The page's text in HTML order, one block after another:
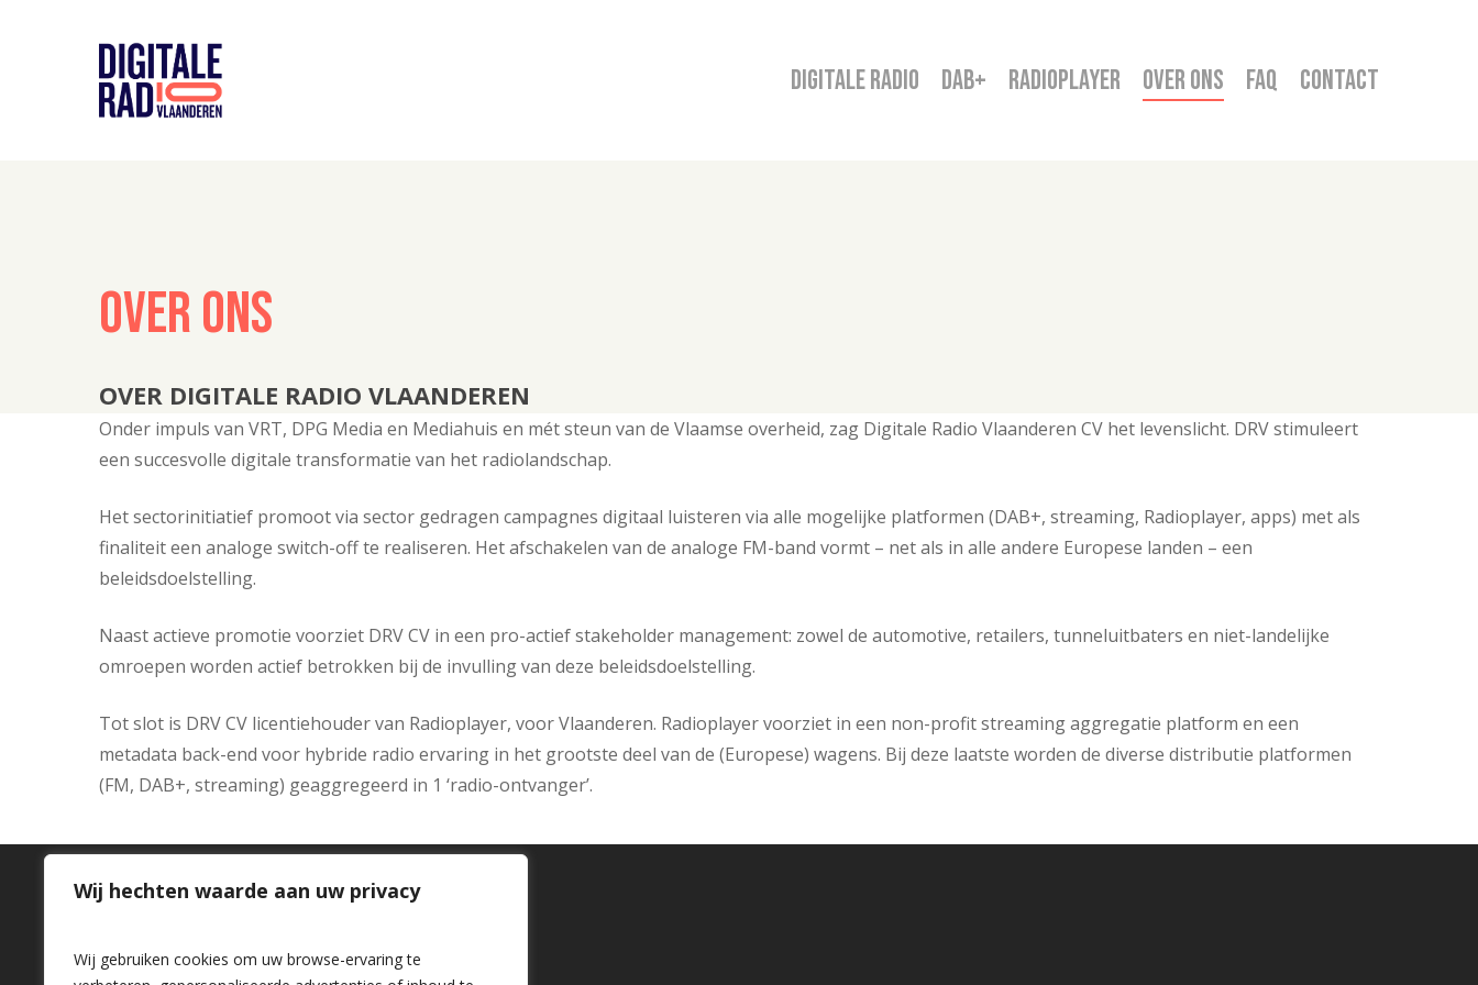
Wij hechten waarde aan uw privacy
Wij gebruiken cookies om uw browse-ervaring te
digitale radio DAB+ Radioplayer Over ons FAQ Contact
Overons
OVER DIGITALE RADIO VLAANDEREN
Onder impuls van VRT, DPG Media en Mediahuis en mét steun van de Vlaamse overheid, zag Digitale Radio Vlaanderen CV het levenslicht. DRV stimuleert
een succesvolle digitale transformatie van het radiolandschap.
Het sectorinitiatief promoot via sector gedragen campagnes digitaal luisteren via alle mogelijke platformen (DAB+, streaming, Radioplayer, apps) met als
finaliteit een analoge switch-off te realiseren. Het afschakelen van de analoge FM-band vormt – net als in alle andere Europese landen – een
beleidsdoelstelling.
Naast actieve promotie voorziet DRV CV in een pro-actief stakeholder management: zowel de automotive, retailers, tunneluitbaters en niet-landelijke
omroepen worden actief betrokken bij de invulling van deze beleidsdoelstelling.
Tot slot is DRV CV licentiehouder van Radioplayer, voor Vlaanderen. Radioplayer voorziet in een non-profit streaming aggregatie platform en een
metadata back-end voor hybride radio ervaring in het grootste deel van de (Europese) wagens. Bij deze laatste worden de diverse distributie platformen
(FM, DAB+, streaming) geaggregeerd in 1 ‘radio-ontvanger’.